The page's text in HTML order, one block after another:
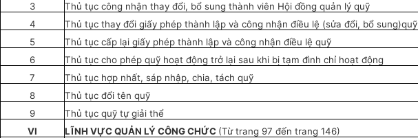
3
Thủ tục công nhận thay đổi, bổ sung thành viên Hội đồng quản lý quỹ
4
Thủ tục thay đổi giấy phép thành lập và công nhận điều lệ (sửa đổi, bổ sung)quỹ
5
Thủ tục cấp lại giấy phép thành lập và công nhận điều lệ quỹ
6
Thủ tục cho phép quỹ hoạt động trở lại sau khi bị tạm đình chỉ hoạt động
7
Thủ tục hợp nhất, sáp nhập, chia, tách quỹ
8
Thủ tục đổi tên quỹ
9
Thủ tục quỹ tự giải thể
VI
LĨNH VỰC QUẢN LÝ CÔNG CHỨC (Từ trang 97 đến trang 146)